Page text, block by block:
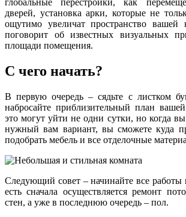
глобальные перестройки, как
дверей, установка арки, которые не
ощутимо увеличат пространство вашей
поговорит об известных визуальных
площади помещения.
С чего начать?
В первую очередь – сядьте с листком
набросайте приблизительный план
это могут уйти не одни сутки, но когда
нужный вам вариант, вы сможете куда
подобрать мебель и все отделочные
Следующий совет – начинайте все работы
есть сначала осуществляется ремонт
стен, а уже в последнюю очередь – пол.